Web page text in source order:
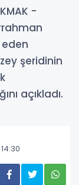
-
şeridinin
açıkladı.